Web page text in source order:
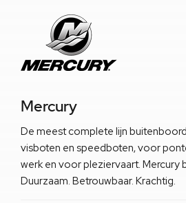
Mercury
De meest complete lijn
visboten en speedboten, voor
werk en voor pleziervaart.
Duurzaam. Betrouwbaar. Krachtig.